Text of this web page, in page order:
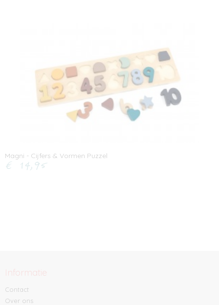
Magni - Cijfers & Vormen Puzzel
€ 14,95
Informatie
Contact
Over ons